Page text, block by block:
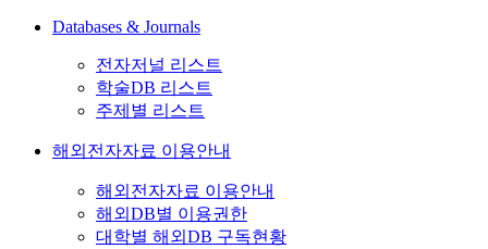
Databases & Journals
전자저널 리스트
학술DB 리스트
주제별 리스트
해외전자자료 이용안내
해외전자자료 이용안내
해외DB별 이용권한
대학별 해외DB 구독현황